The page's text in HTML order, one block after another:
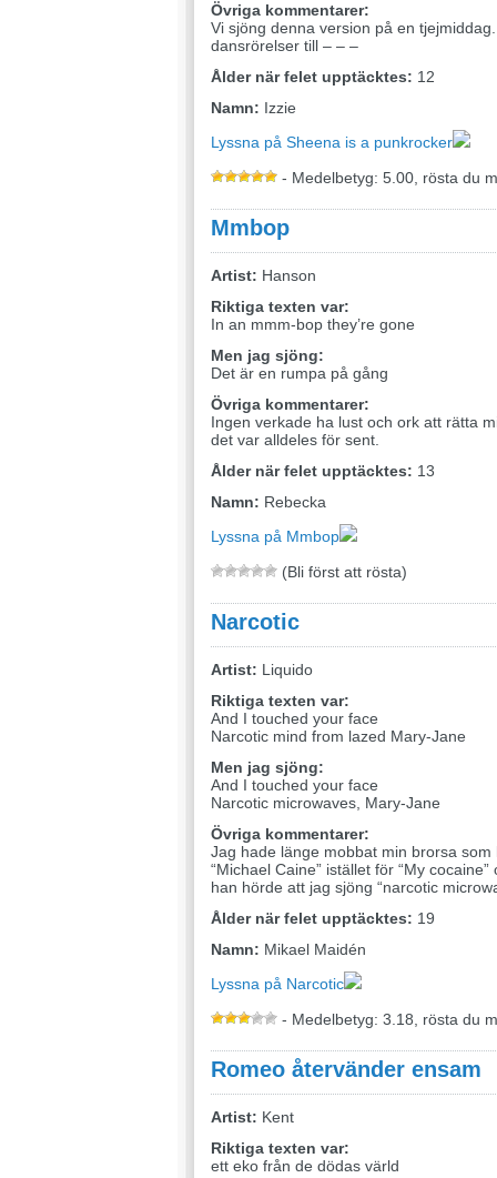
Övriga kommentarer:
Vi sjöng denna version på en
dansrörelser till – – –
Ålder när felet upptäcktes: 12
Namn: Izzie
Lyssna på Sheena is a punkrocker
- Medelbetyg: 5.00, rösta du
Mmbop
Artist: Hanson
Riktiga texten var:
In an mmm-bop they’re gone
Men jag sjöng:
Det är en rumpa på gång
Övriga kommentarer:
Ingen verkade ha lust och ork att rätta
det var alldeles för sent.
Ålder när felet upptäcktes: 13
Namn: Rebecka
Lyssna på Mmbop
(Bli först att rösta)
Narcotic
Artist: Liquido
Riktiga texten var:
And I touched your face
Narcotic mind from lazed Mary-Jane
Men jag sjöng:
And I touched your face
Narcotic microwaves, Mary-Jane
Övriga kommentarer:
Jag hade länge mobbat min brorsa
“Michael Caine” istället för “My
han hörde att jag sjöng “narcotic
Ålder när felet upptäcktes: 19
Namn: Mikael Maidén
Lyssna på Narcotic
- Medelbetyg: 3.18, rösta du
Romeo återvänder ensam
Artist: Kent
Riktiga texten var:
ett eko från de dödas värld